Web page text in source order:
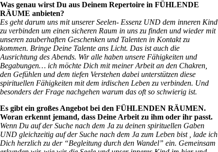
Was genau wirst Du aus Deinem Repertoire in FÜHLENDE
RÄUME anbieten?
Es geht darum uns mit unserer Seelen- Essenz UND dem inneren Kind
zu verbinden um einen sicheren Raum in uns zu finden und wieder mit
unseren zauberhaften Geschenken und Talenten in Kontakt zu
kommen. Bringe Deine Talente ans Licht. Das ist auch die
Ausrichtung des Abends. Wir alle haben unsere Fähigkeiten und
Begabungen… ich möchte Dich mit meiner Arbeit an den Chakren,
den Gefühlen und dem tiefen Verstehen dabei unterstützen diese
spirituellen Fähigkeiten mit dem irdischen Leben zu verbinden. Und
besonders der Frage nachgehen warum das oft so schwierig ist.
Es gibt ein großes Angebot bei den FÜHLENDEN RÄUMEN.
Woran erkennt jemand, dass Deine Arbeit zu ihm oder ihr passt.
Wenn Du auf der Suche nach dem Ja zu deinen spirituellen Gaben
UND gleichzeitig auf der Suche nach dem Ja zum Leben bist , lade ich
Dich herzlich zu der “Begleitung durch den Wandel” ein. Gemeinsam